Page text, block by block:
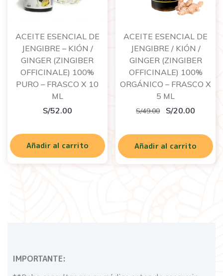
ACEITE ESENCIAL DE
JENGIBRE – KIÓN /
GINGER (ZINGIBER
OFFICINALE) 100%
PURO – FRASCO X 10
ML
S/52.00
Añadir al carrito
ACEITE ESENCIAL DE
JENGIBRE / KIÓN /
GINGER (ZINGIBER
OFFICINALE) 100%
ORGÁNICO – FRASCO X
5 ML
S/49.00 S/20.00
Añadir al carrito
IMPORTANTE: